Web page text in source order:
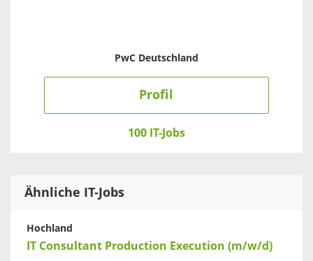
PwC Deutschland
Profil
100 IT-Jobs
Ähnliche IT-Jobs
Hochland
IT Consultant Production Execution (m/w/d)